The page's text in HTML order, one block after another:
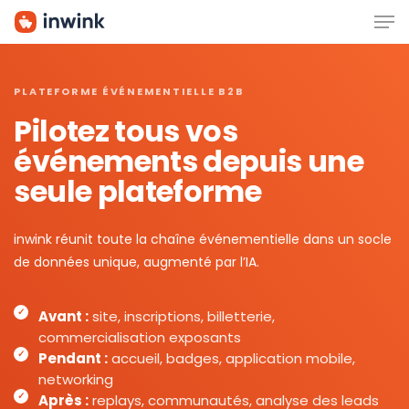
Skip
PLATEFORME ÉVÉNEMENTIELLE B2B
Pilotez tous vos
événements depuis une
seule plateforme
inwink réunit toute la chaîne événementielle dans un socle
de données unique, augmenté par l’IA.
Avant :site, inscriptions, billetterie,
commercialisation exposants
Pendant :accueil, badges, application mobile,
networking
Après :replays, communautés, analyse des leads